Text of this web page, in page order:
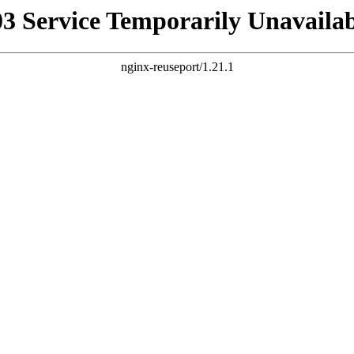
Service Temporarily
nginx-reuseport/1.21.1